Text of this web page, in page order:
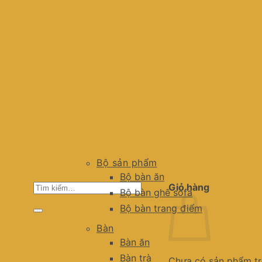
Bộ sản phẩm
Bộ bàn ăn
Bộ bàn ghế sofa
Bộ bàn trang điểm
Bàn
Bàn ăn
Bàn trà
Tìm
Giỏ hàng